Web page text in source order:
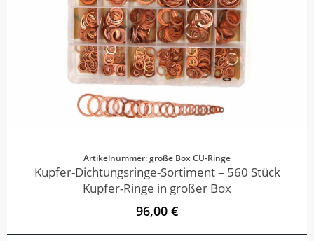
Artikelnummer: große Box CU-Ringe
Kupfer-Dichtungsringe-Sortiment – 560 Stück
Kupfer-Ringe in großer Box
96,00 €